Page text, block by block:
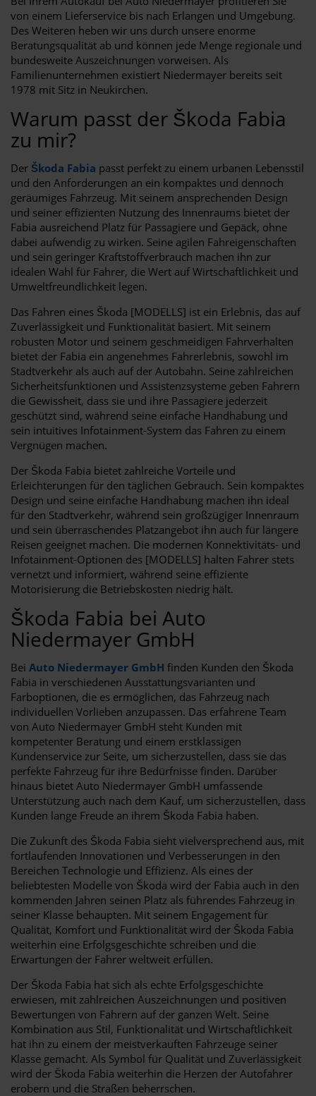
von einem Lieferservice bis nach Erlangen und Umgebung.
Des Weiteren heben wir uns durch unsere enorme
Beratungsqualität ab und können jede Menge regionale und
bundesweite Auszeichnungen vorweisen. Als
Familienunternehmen existiert Niedermayer bereits seit
1978 mit Sitz in Neukirchen.
Warum passt der Škoda Fabia
zu mir?
Der Škoda Fabia passt perfekt zu einem urbanen Lebensstil
und den Anforderungen an ein kompaktes und dennoch
geräumiges Fahrzeug. Mit seinem ansprechenden Design
und seiner effizienten Nutzung des Innenraums bietet der
Fabia ausreichend Platz für Passagiere und Gepäck, ohne
dabei aufwendig zu wirken. Seine agilen Fahreigenschaften
und sein geringer Kraftstoffverbrauch machen ihn zur
idealen Wahl für Fahrer, die Wert auf Wirtschaftlichkeit und
Umweltfreundlichkeit legen.
Das Fahren eines Škoda [MODELLS] ist ein Erlebnis, das auf
Zuverlässigkeit und Funktionalität basiert. Mit seinem
robusten Motor und seinem geschmeidigen Fahrverhalten
bietet der Fabia ein angenehmes Fahrerlebnis, sowohl im
Stadtverkehr als auch auf der Autobahn. Seine zahlreichen
Sicherheitsfunktionen und Assistenzsysteme geben Fahrern
die Gewissheit, dass sie und ihre Passagiere jederzeit
geschützt sind, während seine einfache Handhabung und
sein intuitives Infotainment-System das Fahren zu einem
Vergnügen machen.
Der Škoda Fabia bietet zahlreiche Vorteile und
Erleichterungen für den täglichen Gebrauch. Sein kompaktes
Design und seine einfache Handhabung machen ihn ideal
für den Stadtverkehr, während sein großzügiger Innenraum
und sein überraschendes Platzangebot ihn auch für längere
Reisen geeignet machen. Die modernen Konnektivitäts- und
Infotainment-Optionen des [MODELLS] halten Fahrer stets
vernetzt und informiert, während seine effiziente
Motorisierung die Betriebskosten niedrig hält.
Škoda Fabia bei Auto
Niedermayer GmbH
Bei Auto Niedermayer GmbH finden Kunden den Škoda
Fabia in verschiedenen Ausstattungsvarianten und
Farboptionen, die es ermöglichen, das Fahrzeug nach
individuellen Vorlieben anzupassen. Das erfahrene Team
von Auto Niedermayer GmbH steht Kunden mit
kompetenter Beratung und einem erstklassigen
Kundenservice zur Seite, um sicherzustellen, dass sie das
perfekte Fahrzeug für ihre Bedürfnisse finden. Darüber
hinaus bietet Auto Niedermayer GmbH umfassende
Unterstützung auch nach dem Kauf, um sicherzustellen, dass
Kunden lange Freude an ihrem Škoda Fabia haben.
Die Zukunft des Škoda Fabia sieht vielversprechend aus, mit
fortlaufenden Innovationen und Verbesserungen in den
Bereichen Technologie und Effizienz. Als eines der
beliebtesten Modelle von Škoda wird der Fabia auch in den
kommenden Jahren seinen Platz als führendes Fahrzeug in
seiner Klasse behaupten. Mit seinem Engagement für
Qualität, Komfort und Funktionalität wird der Škoda Fabia
weiterhin eine Erfolgsgeschichte schreiben und die
Erwartungen der Fahrer weltweit erfüllen.
Der Škoda Fabia hat sich als echte Erfolgsgeschichte
erwiesen, mit zahlreichen Auszeichnungen und positiven
Bewertungen von Fahrern auf der ganzen Welt. Seine
Kombination aus Stil, Funktionalität und Wirtschaftlichkeit
hat ihn zu einem der meistverkauften Fahrzeuge seiner
Klasse gemacht. Als Symbol für Qualität und Zuverlässigkeit
wird der Škoda Fabia weiterhin die Herzen der Autofahrer
erobern und die Straßen beherrschen.